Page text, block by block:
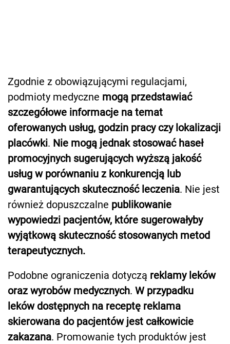
Zgodnie z obowiązującymi regulacjami,
podmioty medyczne mogą przedstawiać
szczegółowe informacje na temat
oferowanych usług, godzin pracy czy lokalizacji
placówki. Nie mogą jednak stosować haseł
promocyjnych sugerujących wyższą jakość
usług w porównaniu z konkurencją lub
gwarantujących skuteczność leczenia. Nie jest
również dopuszczalne publikowanie
wypowiedzi pacjentów, które sugerowałyby
wyjątkową skuteczność stosowanych metod
terapeutycznych.
Podobne ograniczenia dotyczą reklamy leków
oraz wyrobów medycznych. W przypadku
leków dostępnych na receptę reklama
skierowana do pacjentów jest całkowicie
zakazana. Promowanie tych produktów jest